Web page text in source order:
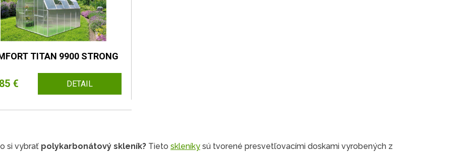
TITAN 9900 STRONG
€ DETAIL
si vybrať polykarbonátový skleník? Tieto skleníky sú tvorené presvetľovacími doskami vyrobených z